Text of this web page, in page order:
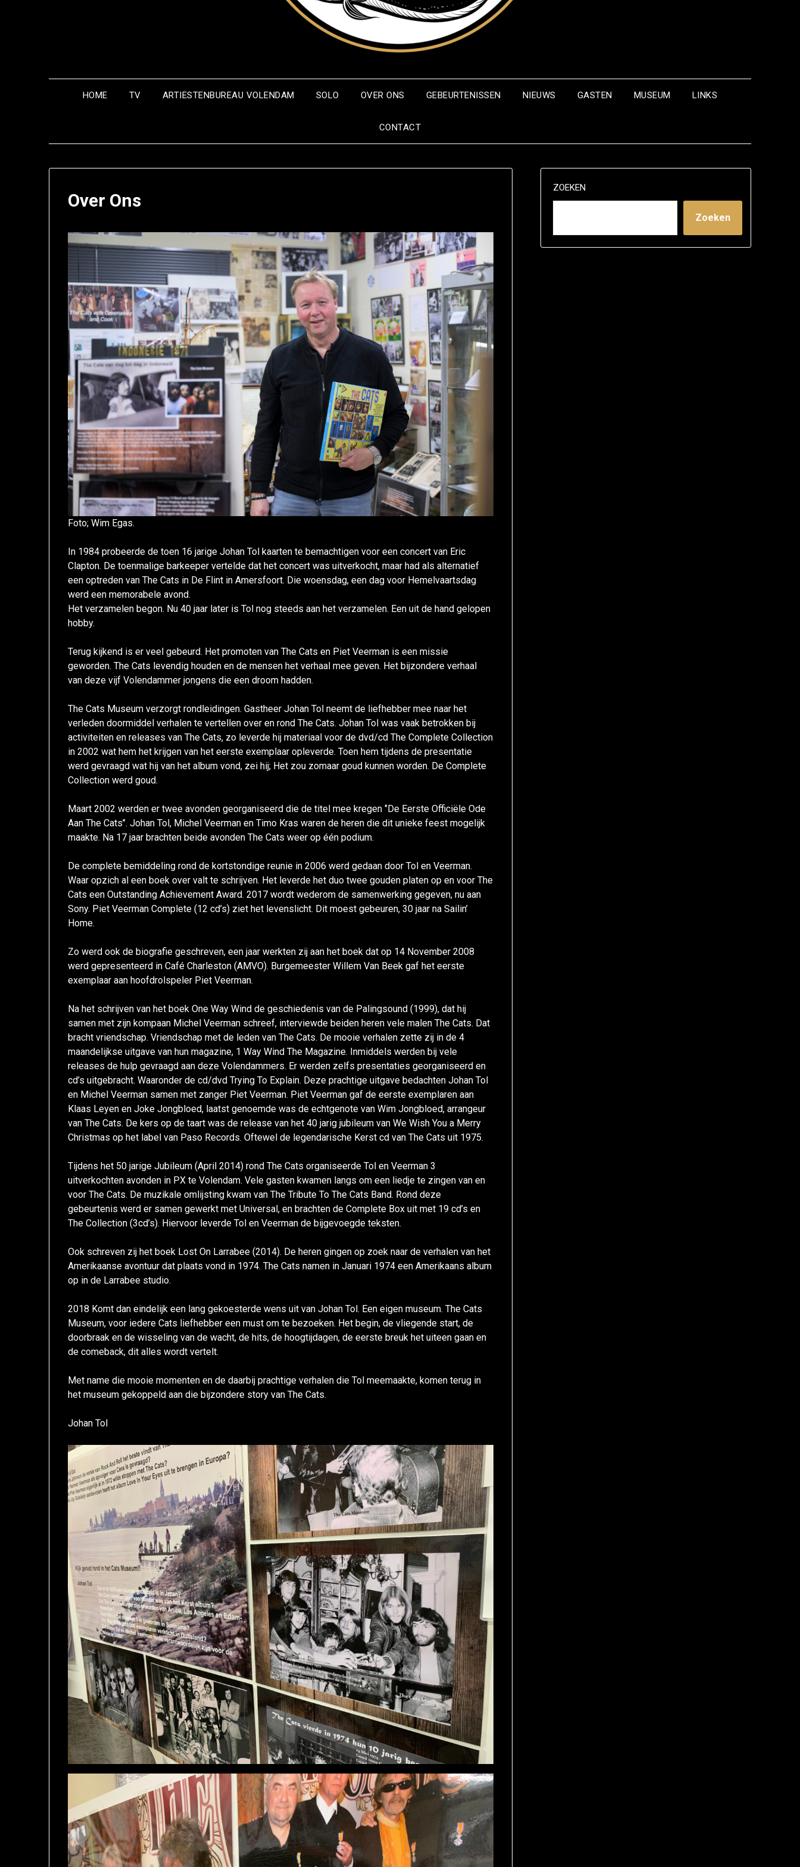
HOME TV ARTIESTENBUREAU VOLENDAM SOLO OVER ONS GEBEURTENISSEN NIEUWS GASTEN MUSEUM LINKS
CONTACT
Over Ons
Foto; Wim Egas.
In 1984 probeerde de toen 16 jarige Johan Tol kaarten te bemachtigen voor een concert van Eric
Clapton. De toenmalige barkeeper vertelde dat het concert was uitverkocht, maar had als alternatief
een optreden van The Cats in De Flint in Amersfoort. Die woensdag, een dag voor Hemelvaartsdag
werd een memorabele avond.
Het verzamelen begon. Nu 40 jaar later is Tol nog steeds aan het verzamelen. Een uit de hand gelopen
hobby.
Terug kijkend is er veel gebeurd. Het promoten van The Cats en Piet Veerman is een missie
geworden. The Cats levendig houden en de mensen het verhaal mee geven. Het bijzondere verhaal
van deze vijf Volendammer jongens die een droom hadden.
The Cats Museum verzorgt rondleidingen. Gastheer Johan Tol neemt de liefhebber mee naar het
verleden doormiddel verhalen te vertellen over en rond The Cats. Johan Tol was vaak betrokken bij
activiteiten en releases van The Cats, zo leverde hij materiaal voor de dvd/cd The Complete Collection
in 2002 wat hem het krijgen van het eerste exemplaar opleverde. Toen hem tijdens de presentatie
werd gevraagd wat hij van het album vond, zei hij; Het zou zomaar goud kunnen worden. De Complete
Collection werd goud.
Maart 2002 werden er twee avonden georganiseerd die de titel mee kregen ‘’De Eerste Officiële Ode
Aan The Cats’’. Johan Tol, Michel Veerman en Timo Kras waren de heren die dit unieke feest mogelijk
maakte. Na 17 jaar brachten beide avonden The Cats weer op één podium.
De complete bemiddeling rond de kortstondige reunie in 2006 werd gedaan door Tol en Veerman.
Waar opzich al een boek over valt te schrijven. Het leverde het duo twee gouden platen op en voor The
Cats een Outstanding Achievement Award. 2017 wordt wederom de samenwerking gegeven, nu aan
Sony. Piet Veerman Complete (12 cd’s) ziet het levenslicht. Dit moest gebeuren, 30 jaar na Sailin’
Home.
Zo werd ook de biografie geschreven, een jaar werkten zij aan het boek dat op 14 November 2008
werd gepresenteerd in Café Charleston (AMVO). Burgemeester Willem Van Beek gaf het eerste
exemplaar aan hoofdrolspeler Piet Veerman.
Na het schrijven van het boek One Way Wind de geschiedenis van de Palingsound (1999), dat hij
samen met zijn kompaan Michel Veerman schreef, interviewde beiden heren vele malen The Cats. Dat
bracht vriendschap. Vriendschap met de leden van The Cats. De mooie verhalen zette zij in de 4
maandelijkse uitgave van hun magazine, 1 Way Wind The Magazine. Inmiddels werden bij vele
releases de hulp gevraagd aan deze Volendammers. Er werden zelfs presentaties georganiseerd en
cd’s uitgebracht. Waaronder de cd/dvd Trying To Explain. Deze prachtige uitgave bedachten Johan Tol
en Michel Veerman samen met zanger Piet Veerman. Piet Veerman gaf de eerste exemplaren aan
Klaas Leyen en Joke Jongbloed, laatst genoemde was de echtgenote van Wim Jongbloed, arrangeur
van The Cats. De kers op de taart was de release van het 40 jarig jubileum van We Wish You a Merry
Christmas op het label van Paso Records. Oftewel de legendarische Kerst cd van The Cats uit 1975.
Tijdens het 50 jarige Jubileum (April 2014) rond The Cats organiseerde Tol en Veerman 3
uitverkochten avonden in PX te Volendam. Vele gasten kwamen langs om een liedje te zingen van en
voor The Cats. De muzikale omlijsting kwam van The Tribute To The Cats Band. Rond deze
gebeurtenis werd er samen gewerkt met Universal, en brachten de Complete Box uit met 19 cd’s en
The Collection (3cd’s). Hiervoor leverde Tol en Veerman de bijgevoegde teksten.
Ook schreven zij het boek Lost On Larrabee (2014). De heren gingen op zoek naar de verhalen van het
Amerikaanse avontuur dat plaats vond in 1974. The Cats namen in Januari 1974 een Amerikaans album
op in de Larrabee studio.
2018 Komt dan eindelijk een lang gekoesterde wens uit van Johan Tol. Een eigen museum. The Cats
Museum, voor iedere Cats liefhebber een must om te bezoeken. Het begin, de vliegende start, de
doorbraak en de wisseling van de wacht, de hits, de hoogtijdagen, de eerste breuk het uiteen gaan en
de comeback, dit alles wordt vertelt.
Met name die mooie momenten en de daarbij prachtige verhalen die Tol meemaakte, komen terug in
het museum gekoppeld aan die bijzondere story van The Cats.
Johan Tol
ZOEKEN
Zoeken